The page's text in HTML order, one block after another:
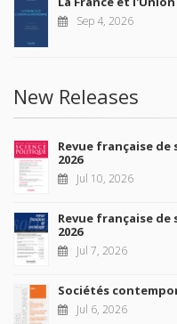
Sep 4, 2026
New Releases
Revue française
2026
Jul 10, 2026
Revue française
2026
Jul 7, 2026
Sociétés
Jul 6, 2026